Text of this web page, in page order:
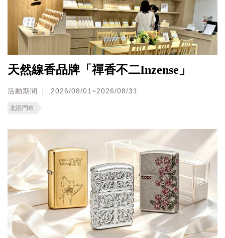
天然線香品牌「禪香不二Inzense」
活動期間 2026/08/01~2026/08/31
北區門市